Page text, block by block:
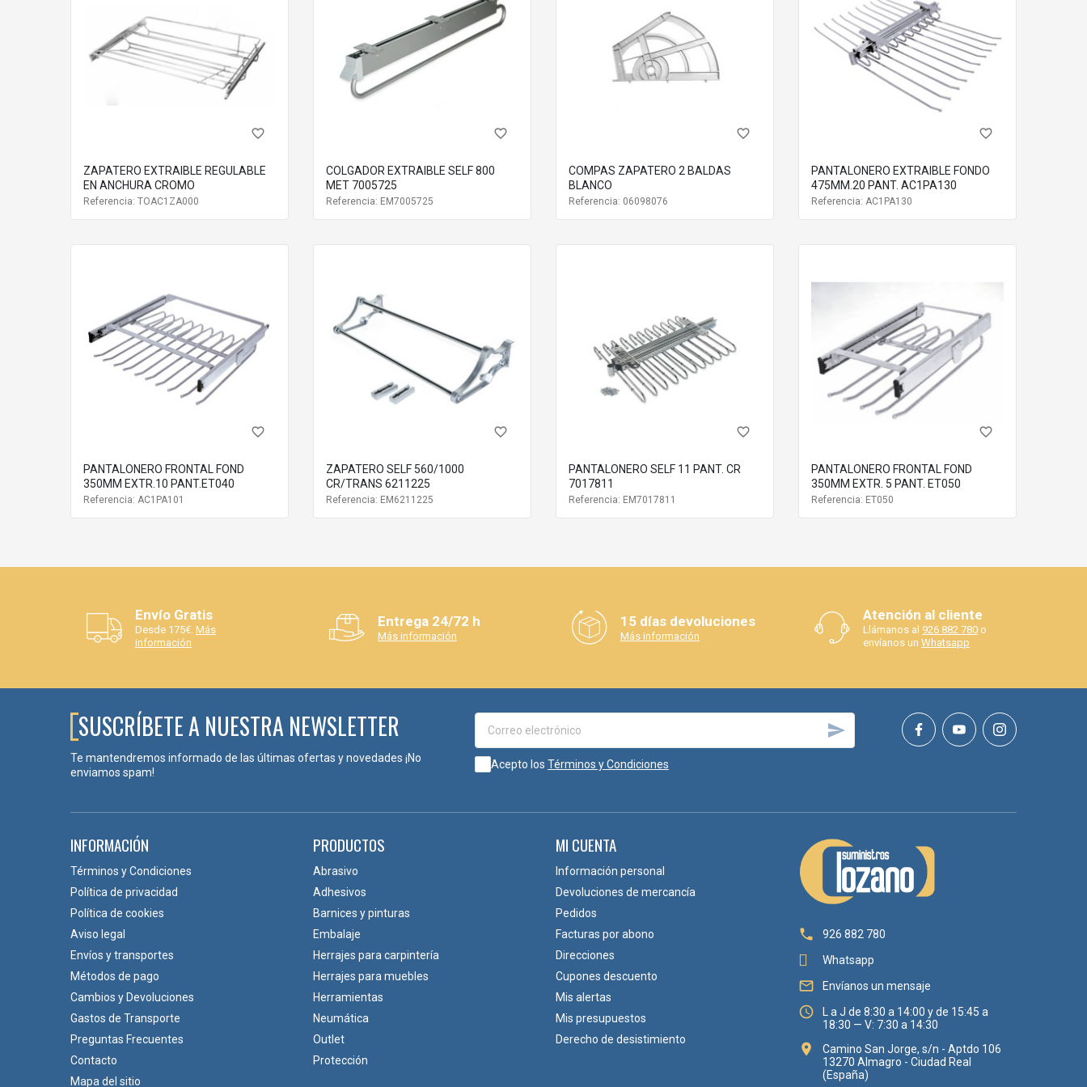
favorite_border
ZAPATERO EXTRAIBLE REGULABLE
EN ANCHURA CROMO
Referencia: TOAC1ZA000
favorite_border
COLGADOR EXTRAIBLE SELF 800
MET 7005725
Referencia: EM7005725
favorite_border
COMPAS ZAPATERO 2 BALDAS
BLANCO
Referencia: 06098076
favorite_border
PANTALONERO EXTRAIBLE FONDO
475MM.20 PANT. AC1PA130
Referencia: AC1PA130
favorite_border
PANTALONERO FRONTAL FOND
350MM EXTR.10 PANT.ET040
Referencia: AC1PA101
favorite_border
ZAPATERO SELF 560/1000
CR/TRANS 6211225
Referencia: EM6211225
favorite_border
PANTALONERO SELF 11 PANT. CR
7017811
Referencia: EM7017811
favorite_border
PANTALONERO FRONTAL FOND
350MM EXTR. 5 PANT. ET050
Referencia: ET050
Envío Gratis
Desde 175€. Más
información
Entrega 24/72 h
Más información
15 días devoluciones
Más información
Atención al cliente
Llámanos al 926 882 780 o
envíanos un Whatsapp
SUSCRÍBETE A NUESTRA NEWSLETTER
Te mantendremos informado de las últimas ofertas y novedades ¡No
enviamos spam!

Acepto los Términos y Condiciones
INFORMACIÓN
Términos y Condiciones
Política de privacidad
Política de cookies
Aviso legal
Envíos y transportes
Métodos de pago
Cambios y Devoluciones
Gastos de Transporte
Preguntas Frecuentes
Contacto
Mapa del sitio
PRODUCTOS
Abrasivo
Adhesivos
Barnices y pinturas
Embalaje
Herrajes para carpintería
Herrajes para muebles
Herramientas
Neumática
Outlet
Protección
MI CUENTA
Información personal
Devoluciones de mercancía
Pedidos
Facturas por abono
Direcciones
Cupones descuento
Mis alertas
Mis presupuestos
Derecho de desistimiento

926 882 780
Whatsapp
 Envíanos un mensaje

L a J de 8:30 a 14:00 y de 15:45 a
18:30 — V: 7:30 a 14:30

Camino San Jorge, s/n - Aptdo 106
13270 Almagro - Ciudad Real
(España)